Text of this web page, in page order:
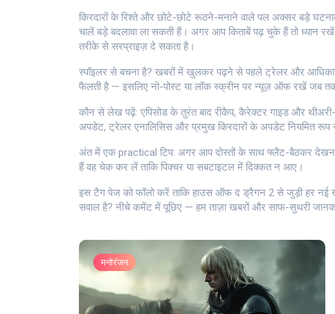
किरदारों के रिश्ते और छोटे-छोटे रूठने-मनाने वाले पल अक्सर बड़े
चालें बड़े बदलावा ला सकती हैं। अगर आप किताबें पढ़ चुके हैं तो ध्यान
तरीके से सरप्राइज़ दे सकता है।
स्पॉइलर से बचना है? खबरों में खुलकर पढ़ने से पहले ट्रेलर और
फैलती है — इसलिए नो-पोस्ट या लॉक स्क्रीन पर न्यूज़ ऑफ रखें जब
कौन से लेख पढ़ें: एपिसोड के तुरंत बाद रीकैप, कैरेक्टर गाइड और
अपडेट, ट्रेलर एनालिसिस और प्रमुख किरदारों के अपडेट नियमित रूप
अंत में एक practical टिप: अगर आप दोस्तों के साथ फ्लैट-बैठकर देखना
हैं वह चेक कर लें ताकि पिक्चर या सबटाइटल में दिक्कत न आए।
इस टैग पेज को फॉलो करें ताकि हाउस ऑफ द ड्रैगन 2 से जुड़ी हर नई
सवाल है? नीचे कमेंट में पूछिए — हम ताज़ा खबरों और साफ-सुथरी
मनोरंजन